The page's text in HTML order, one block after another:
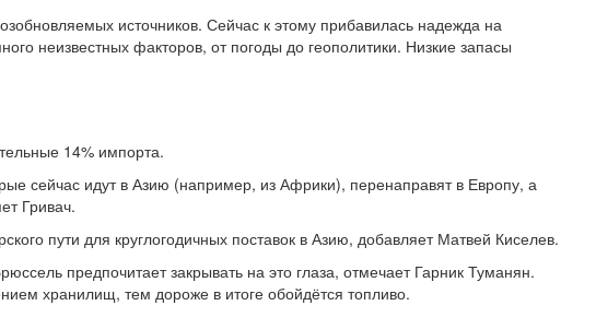
источников. Сейчас к этому прибавилась надежда на
неизвестных факторов, от погоды до геополитики. Низкие запасы
14% импорта.
сейчас идут в Азию (например, из Африки), перенаправят в Европу, а
Гривач.
пути для круглогодичных поставок в Азию, добавляет Матвей Киселев.
предпочитает закрывать на это глаза, отмечает Гарник Туманян.
хранилищ, тем дороже в итоге обойдётся топливо.